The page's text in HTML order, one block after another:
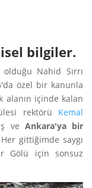
bilgiler.
Nahid Sırrı
özel bir kanunla
alanın içinde kalan
rektörü Kemal
ve Ankara'ya bir
gittiğimde saygı
Gölü için sonsuz